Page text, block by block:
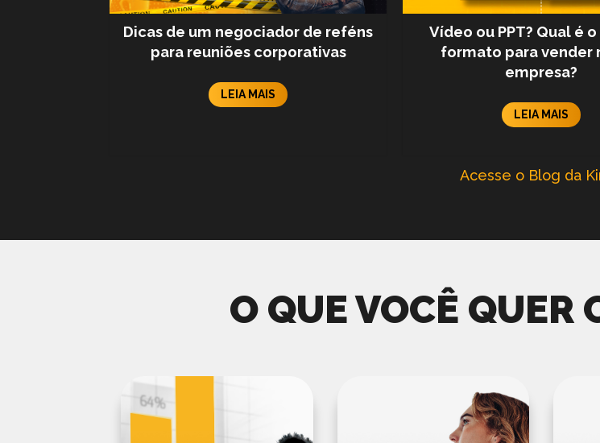
Dicas de um negociador de reféns
para reuniões corporativas
LEIA MAIS
Vídeo ou PPT? Qual é
formato para vender
empresa?
LEIA MAIS
Acesse o Blog da
O QUE VOCÊ QUER